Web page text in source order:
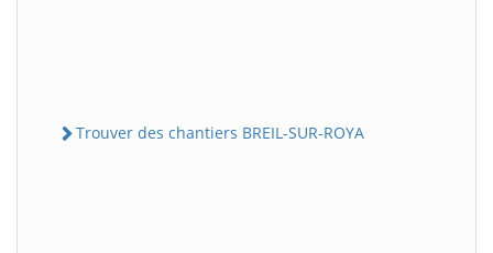
Trouver des chantiers BREIL-SUR-ROYA